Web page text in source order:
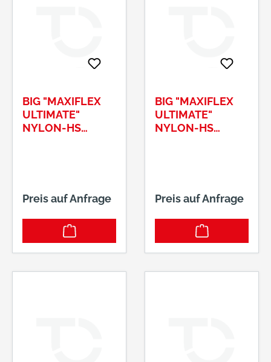
BIG "MAXIFLEX
ULTIMATE"
NYLON-HS
Preis auf Anfrage
BIG "MAXIFLEX
ULTIMATE"
NYLON-HS
Preis auf Anfrage